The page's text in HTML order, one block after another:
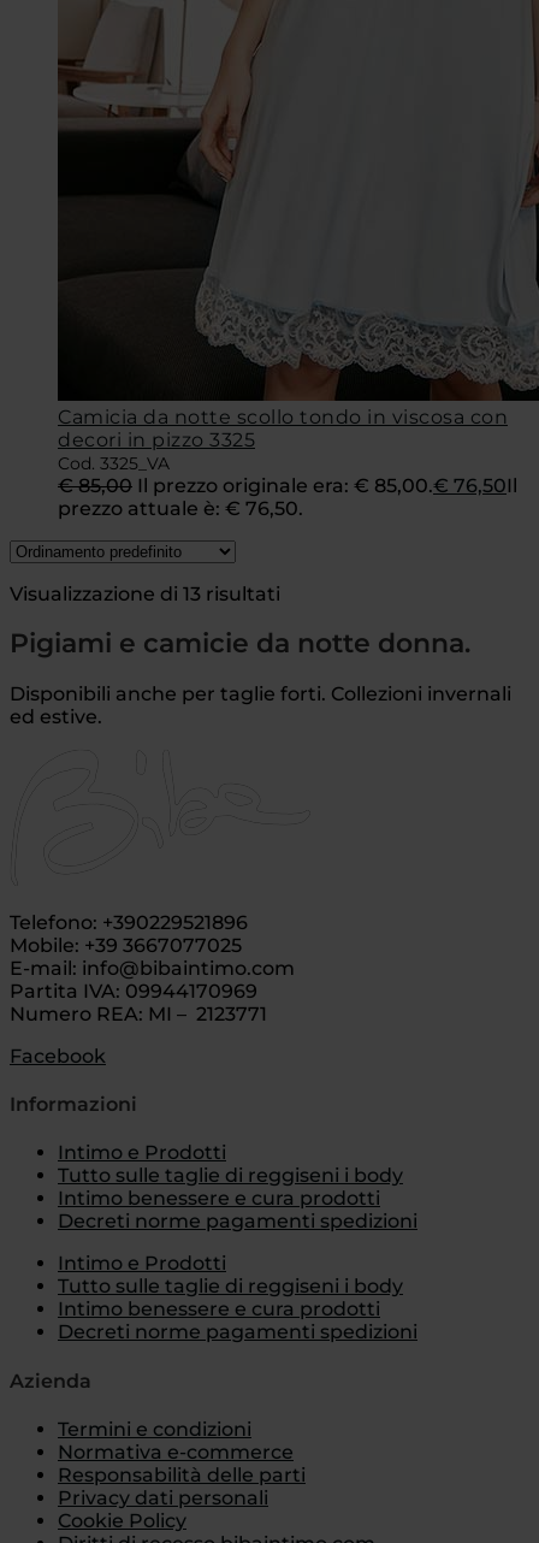
Camicia da notte scollo tondo in viscosa con
decori in pizzo 3325
Cod. 3325_VA
€85,00 Il prezzo originale era: € 85,00.€ 76,50Il
prezzo attuale è: € 76,50.
Visualizzazione di 13 risultati
Pigiami e camicie da notte donna.
Disponibili anche per taglie forti. Collezioni invernali
ed estive.
Telefono: +390229521896
Mobile: +39 3667077025
E-mail: info@bibaintimo.com
Partita IVA: 09944170969
Numero REA: MI – 2123771
Facebook
Informazioni
Intimo e Prodotti
Tutto sulle taglie di reggiseni i body
Intimo benessere e cura prodotti
Decreti norme pagamenti spedizioni
Intimo e Prodotti
Tutto sulle taglie di reggiseni i body
Intimo benessere e cura prodotti
Decreti norme pagamenti spedizioni
Azienda
Termini e condizioni
Normativa e-commerce
Responsabilità delle parti
Privacy dati personali
Cookie Policy